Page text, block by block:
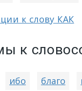
к слову КАК
к
ибо благо